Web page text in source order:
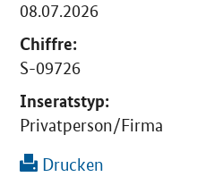
08.07.2026
Chiffre:
S-09726
Inseratstyp:
Privatperson/Firma
Drucken